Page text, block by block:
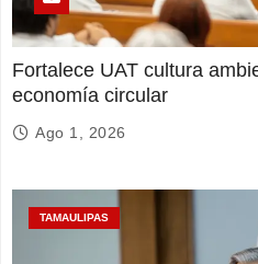
Fortalece UAT cultura
economía circular
Ago 1, 2026
TAMAULIPAS